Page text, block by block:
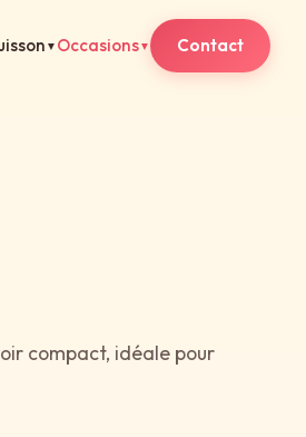
▼ Occasions▼ Contact
compact, idéale pour